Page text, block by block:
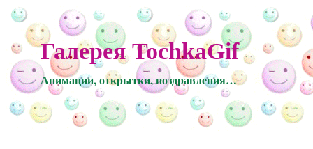
Галерея TochkaGif
Анимации, открытки, поздравления…